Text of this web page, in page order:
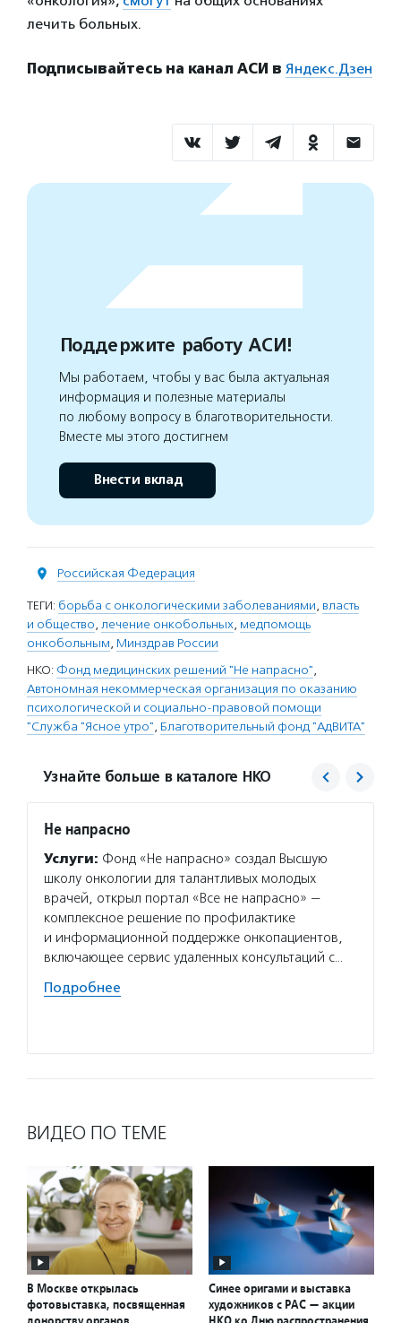
лечить больных.
Подписывайтесь на канал АСИ в Яндекс.Дзен
Поддержите работу АСИ!
Мы работаем, чтобы у вас была актуальная
информация и полезные материалы
по любому вопросу в благотворительности.
Вместе мы этого достигнем
Внести вклад
Российская Федерация
ТЕГИ: борьба с онкологическими заболеваниями, власть
и общество, лечение онкобольных, медпомощь
онкобольным, Минздрав России
НКО: Фонд медицинских решений "Не напрасно",
Автономная некоммерческая организация по оказанию
психологической и социально-правовой помощи
"Служба "Ясное утро", Благотворительный фонд "АдВИТА"
Узнайте больше в каталоге НКО
Не напрасно
Услуги: Фонд «Не напрасно» создал Высшую
школу онкологии для талантливых молодых
врачей, открыл портал «Все не напрасно» —
комплексное решение по профилактике
и информационной поддержке онкопациентов,
включающее сервис удаленных консультаций с…
Подробнее
ВИДЕО ПО ТЕМЕ
В Москве открылась
фотовыставка, посвященная
Синее оригами и выставка
художников с РАС — акции